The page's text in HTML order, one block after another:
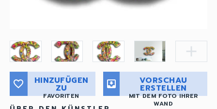
add
favorite_border HINZUFÜGEN
ZU
FAVORITEN
move_to_inbox VORSCHAU
ERSTELLEN
MIT DEM FOTO IHRER
WAND